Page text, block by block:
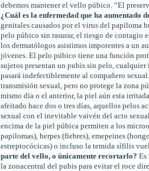
debemos mantener el vello púbico. “El
¿Cuál es la enfermedad que ha aumentado
genitales causados por el virus del papiloma
pelo púbico sin rasurar, el riesgo de contagio
los dermatólogos asistimos impotentes a un
jóvenes. El pelo púbico tiene una función
sujetos presentan un pubis sin pelo,
pasará indefectiblemente al compañero
transmisión sexual, pero no protege la zona
mismo día o el anterior, la piel aún esta
afeitado hace dos o tres días, aquellos pelos
sexual con el inevitable vaivén del acto
encima de la piel púbica permiten a los
papilomas), herpes (fiebres), emepeines
estreptocócicas) o incluso la temida sífilis
parte del vello, o únicamente recortarlo? Es
la zonacentral del pubis para evitar el roce